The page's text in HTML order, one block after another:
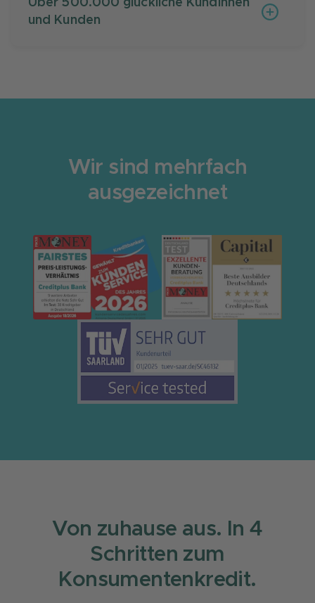
heißt: Wir bieten stets exzellenten Service und
Über 500.000 glückliche Kundinnen
und Kunden
Wir sind mehrfach
ausgezeichnet
Von zuhause aus. In 4
Schritten zum
Konsumentenkredit.